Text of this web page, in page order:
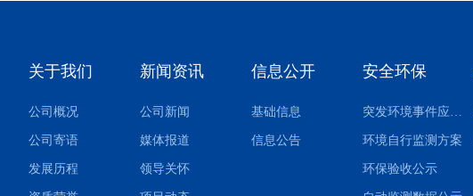
关于我们
公司概况
公司寄语
发展历程
新闻资讯
公司新闻
媒体报道
领导关怀
信息公开
基础信息
信息公告
安全环保
环境自行监测方案
环保验收公示